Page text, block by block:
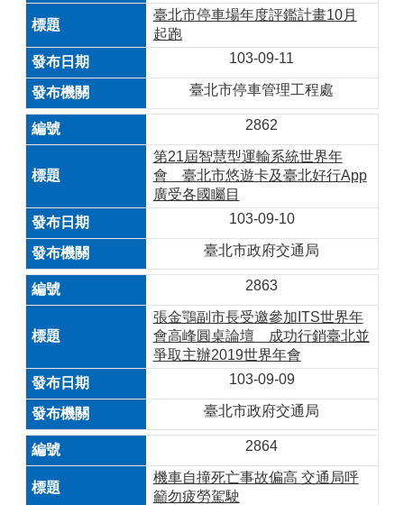
臺北市停車場年度評鑑計畫10月
起跑
103-09-11
臺北市停車管理工程處
2862
第21屆智慧型運輸系統世界年
會 臺北市悠遊卡及臺北好行App
廣受各國矚目
103-09-10
臺北市政府交通局
2863
張金鶚副市長受邀參加ITS世界年
會高峰圓桌論壇 成功行銷臺北並
爭取主辦2019世界年會
103-09-09
臺北市政府交通局
2864
機車自撞死亡事故偏高 交通局呼
籲勿疲勞駕駛